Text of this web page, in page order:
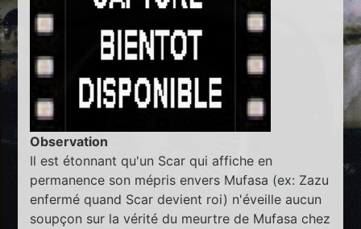
Observation
Il est étonnant qu'un Scar qui affiche en
permanence son mépris envers Mufasa (ex: Zazu
enfermé quand Scar devient roi) n'éveille aucun
soupçon sur la vérité du meurtre de Mufasa chez